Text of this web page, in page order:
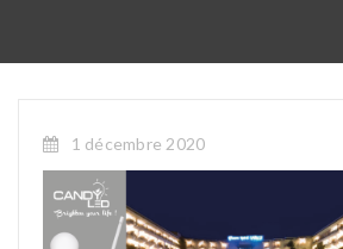
1 décembre 2020